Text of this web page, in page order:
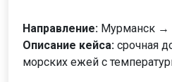
Направление: Мурманск →
Описание кейса: срочная
морских ежей с